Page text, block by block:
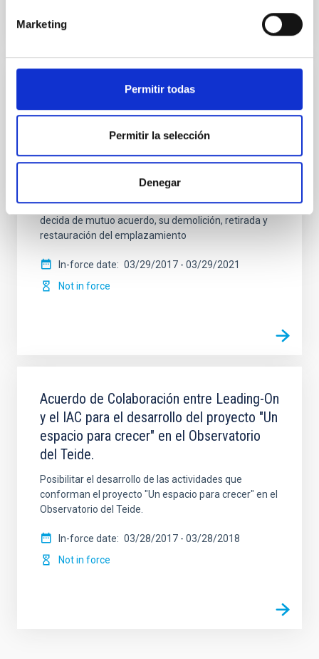
Marketing
Permitir todas
Permitir la selección
Denegar
Acuerdo para la instalación del Telescopio
de Treinta Metros (TMT) en el
Observatorio del Roque de los Muchachos
Observatory LLC
Regular las condiciones para la instalación del TMT
en el ORM, su futura operación y, cuando así se
decida de mutuo acuerdo, su demolición, retirada y
restauración del emplazamiento
In-force date 03/29/2017 - 03/29/2021
Not in force
Acuerdo de Colaboración entre Leading-On
y el IAC para el desarrollo del proyecto "Un
espacio para crecer" en el Observatorio
del Teide.
Posibilitar el desarrollo de las actividades que
conforman el proyecto "Un espacio para crecer" en el
Observatorio del Teide.
In-force date 03/28/2017 - 03/28/2018
Not in force